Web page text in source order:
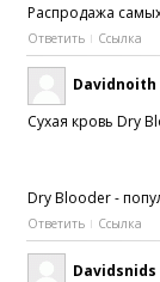
Распродажа
Ответить Ссылка
Davidnoith
Сухая кровь Dry
Dry Blooder -
Ответить Ссылка
Davidsnids